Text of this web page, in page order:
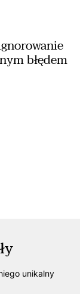
błędem
unikalny